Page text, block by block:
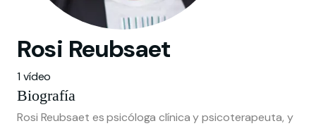
Rosi Reubsaet
1 vídeo
Biografía
Rosi Reubsaet es psicóloga clínica y psicoterapeuta, y